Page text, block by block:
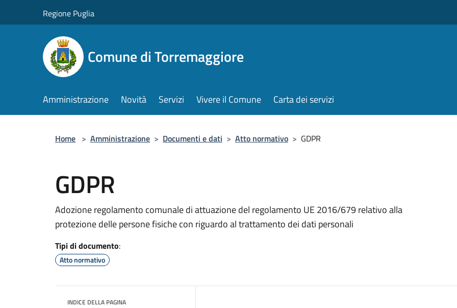
Regione Puglia
Comune di Torremaggiore
Amministrazione Novità Servizi Vivere il Comune Carta dei servizi
Home > Amministrazione > Documenti e dati > Atto normativo > GDPR
GDPR
Adozione regolamento comunale di attuazione del regolamento UE 2016/679 relativo alla
protezione delle persone fisiche con riguardo al trattamento dei dati personali
Tipi di documento:
Atto normativo
INDICE DELLA PAGINA